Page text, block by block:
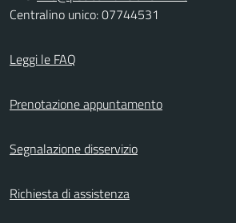
Centralino unico: 07744531
Leggi le FAQ
Prenotazione appuntamento
Segnalazione disservizio
Richiesta di assistenza